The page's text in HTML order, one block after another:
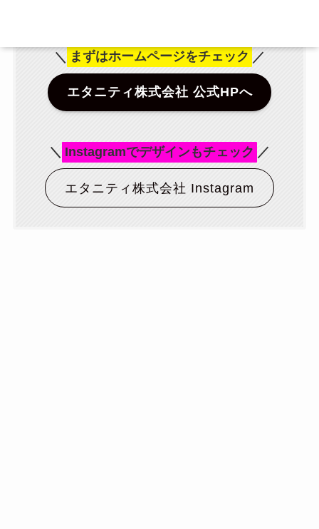
＼ まずはホームページをチェック ／
エタニティ株式会社 公式HPへ
＼ Instagramでデザインもチェック ／
エタニティ株式会社 Instagram